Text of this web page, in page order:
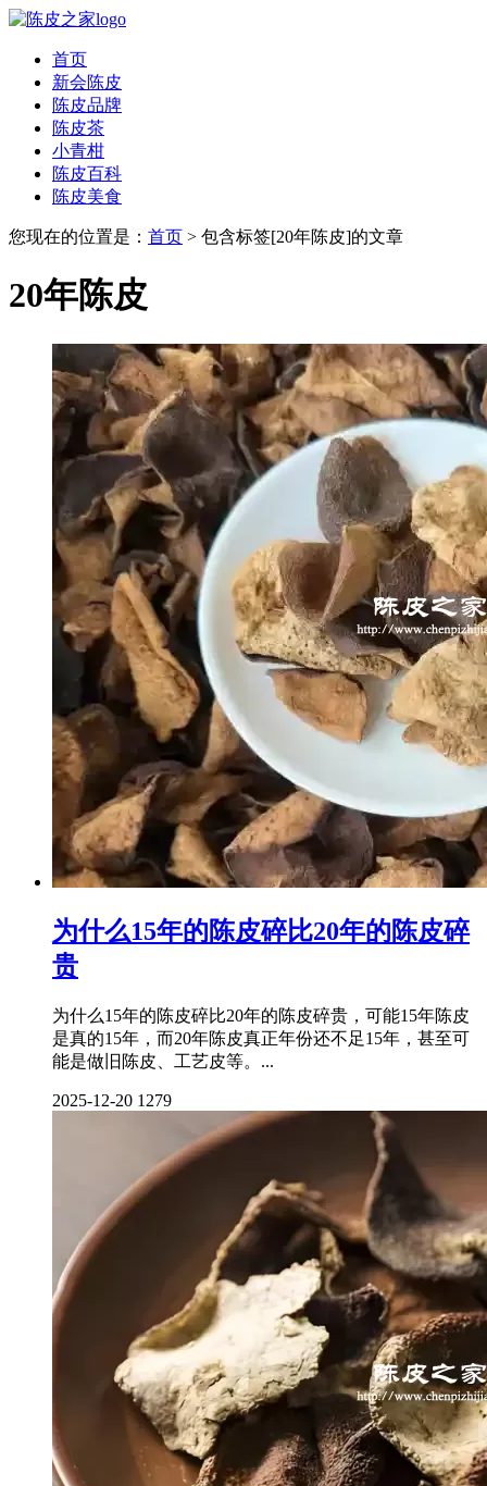
首页
新会陈皮
陈皮品牌
陈皮茶
小青柑
陈皮百科
陈皮美食
您现在的位置是： 首页 > 包含标签[20年陈皮]的文章
20年陈皮
为什么15年的陈皮碎比20年的陈皮碎
贵
为什么15年的陈皮碎比20年的陈皮碎贵，可能15年陈皮
是真的15年，而20年陈皮真正年份还不足15年，甚至可
能是做旧陈皮、工艺皮等。...
2025-12-20 1279